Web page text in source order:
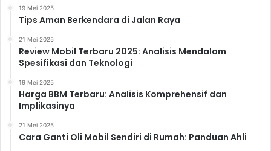
19 Mei 2025
Tips Aman Berkendara di Jalan Raya
21 Mei 2025
Review Mobil Terbaru 2025: Analisis Mendalam
Spesifikasi dan Teknologi
19 Mei 2025
Harga BBM Terbaru: Analisis Komprehensif dan
Implikasinya
21 Mei 2025
Cara Ganti Oli Mobil Sendiri di Rumah: Panduan Ahli